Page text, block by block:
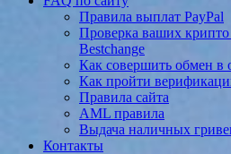
Правила выплат PayPal
Проверка ваших
Bestchange
Как совершить обмен в
Как пройти
Правила сайта
AML правила
Выдача наличных
Контакты